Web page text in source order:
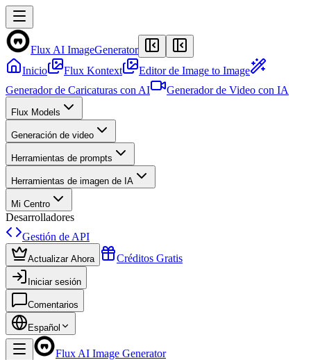
Flux AI ImageGenerator
Inicio
Flux Kontext
Editor de Image to Image
Generador de Caricaturas con AI
Generador de Video con IA
Flux Models
Generación de video
Herramientas de prompts
Herramientas de imagen de IA
Mi Centro
Desarrolladores
Gestión de API
Actualizar Ahora Créditos Gratis
Iniciar sesión
Comentarios
Español
Flux AI Image Generator